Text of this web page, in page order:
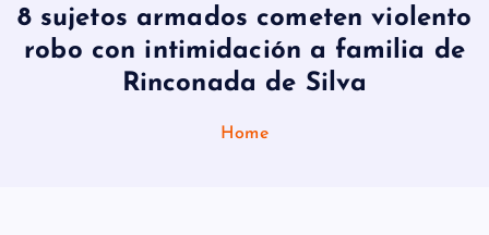
8 sujetos armados cometen violento
robo con intimidación a familia de
Rinconada de Silva
Home